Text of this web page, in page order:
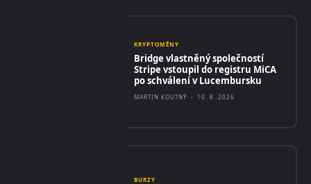
KRYPTOMĚNY
Bridge vlastněný společností
Stripe vstoupil do registru MiCA
po schválení v Lucembursku
MARTIN KOUTNÝ - 10. 8. 2026
BURZY